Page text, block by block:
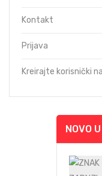
Kontakt
Prijava
Kreirajte korisnički
NOVO